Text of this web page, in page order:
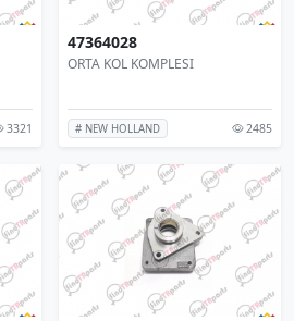
3321
47364028
ORTA KOL KOMPLESI
# NEW HOLLAND 2485